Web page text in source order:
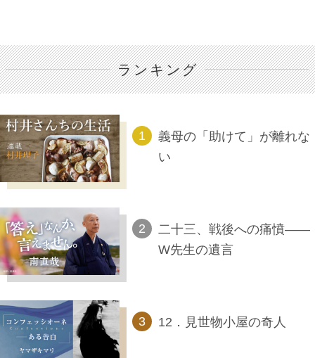
ランキング
義母の「助けて」が離れな
い
二十三、戦後への痛憤――
W先生の遺言
12．見世物小屋の奇人